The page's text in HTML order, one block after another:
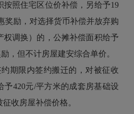
按照住宅区位价补偿，另给予19
奖励，对选择货币补偿并放弃购
权调换）的，公摊补偿面积给予
，但不计房屋建安综合单价。
限内签约搬迁的，对被征收
予420元/平方米的成套房基础设
收房屋补偿价格。